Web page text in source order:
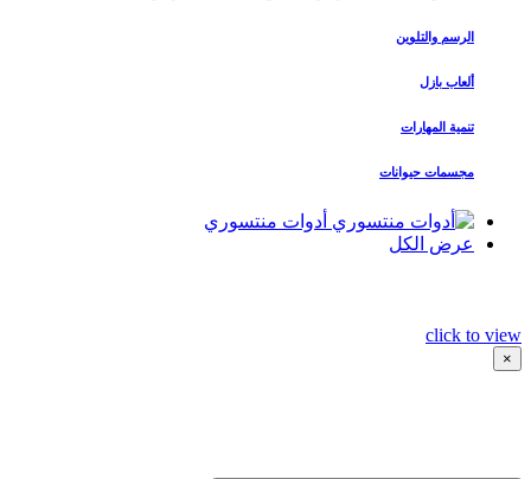
الرسم والتلوين
ألعاب بازل
تنمية المهارات
مجسمات حيوانات
أدوات منتسوري
عرض الكل
click to view
×